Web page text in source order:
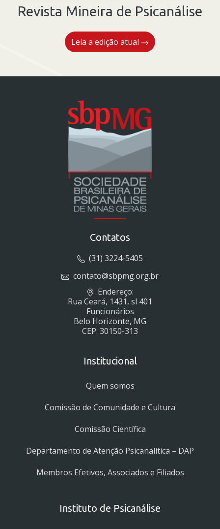
Revista Mineira de Psicanálise
Leia a edição atual
Contatos
(31) 3224-5405
contato@sbpmg.org.br
Endereço:
Rua Ceará, 1431, sl 401
Funcionários
Belo Horizonte, MG
CEP: 30150-313
Institucional
Quem somos
Comissão de Comunidade e Cultura
Comissão Científica
Departamento de Atenção Psicanalítica – DAP
Membros Efetivos, Associados e Filiados
Instituto de Psicanálise